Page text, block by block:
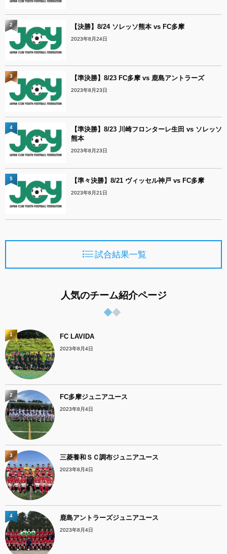
【決勝】8/24 ソレッソ熊本 vs FC多摩
2023年8月24日
2
【準決勝】8/23 FC多摩 vs 鹿島アントラーズ
2023年8月23日
3
【準決勝】8/23 川崎フロンターレ生田 vs ソレッソ
熊本
2023年8月23日
4
【準々決勝】8/21 ヴィッセル神戸 vs FC多摩
2023年8月21日
5
試合結果一覧
人気のチーム紹介ページ
FC LAVIDA
2023年8月4日
1
FC多摩ジュニアユース
2023年8月4日
2
三菱養和ＳＣ調布ジュニアユース
2023年8月4日
3
鹿島アントラーズジュニアユース
2023年8月4日
4